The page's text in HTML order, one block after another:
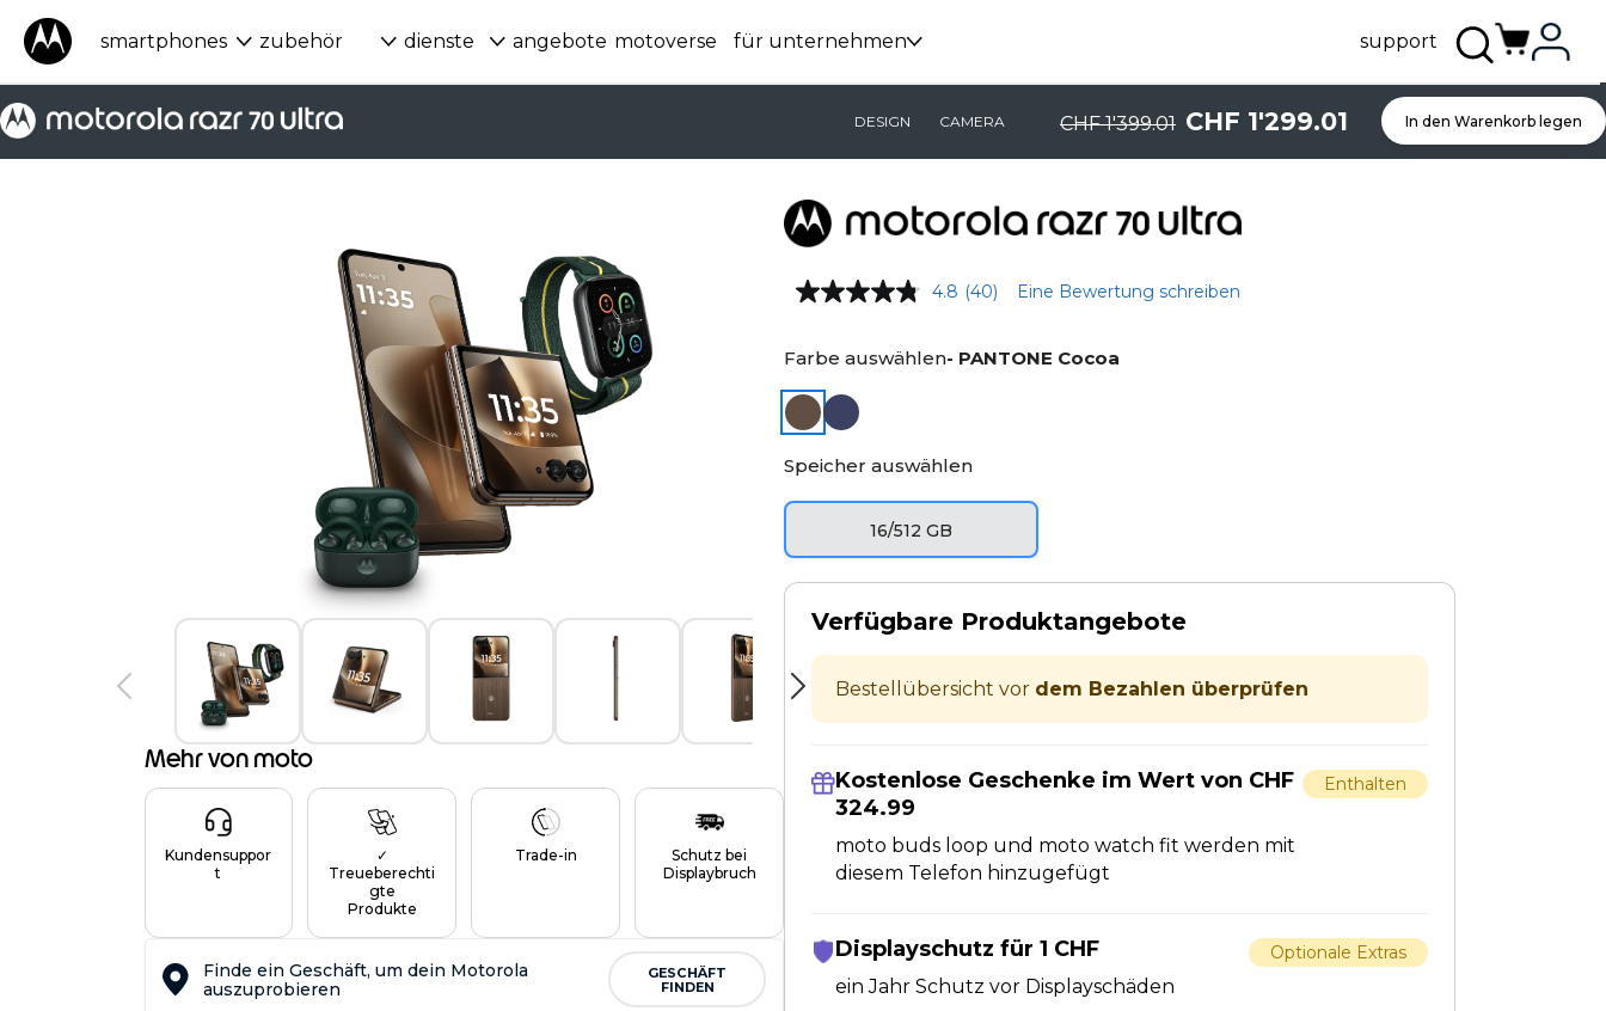
smartphones zubehör dienste angebote motoverse für unternehmen support
DESIGN CAMERA CHF 1'399.01 CHF 1'299.01 In den Warenkorb legen
Mehr von moto
Kundensuppor
t
✓
Treueberechti
gte
Produkte
Trade-in
Schutz bei
Displaybruch
Finde ein Geschäft, um dein Motorola
auszuprobieren
GESCHÄFT
FINDEN
4.8 (40) Eine Bewertung schreiben
Farbe auswählen- PANTONE Cocoa
Speicher auswählen
16/512 GB
Verfügbare Produktangebote
Bestellübersicht vor dem Bezahlen überprüfen
Kostenlose Geschenke im Wert von CHF
324.99
moto buds loop und moto watch fit werden mit
diesem Telefon hinzugefügt
Enthalten
Displayschutz für 1 CHF
ein Jahr Schutz vor Displayschäden
Optionale Extras